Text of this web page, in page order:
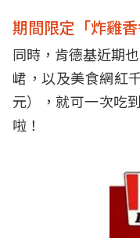
期間限定「炸雞香
同時，肯德基近期
峮，以及美食網紅
元），就可一次吃
啦！